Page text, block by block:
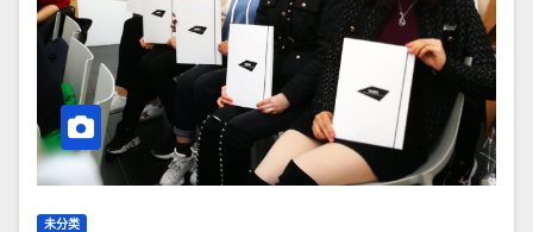
未分类